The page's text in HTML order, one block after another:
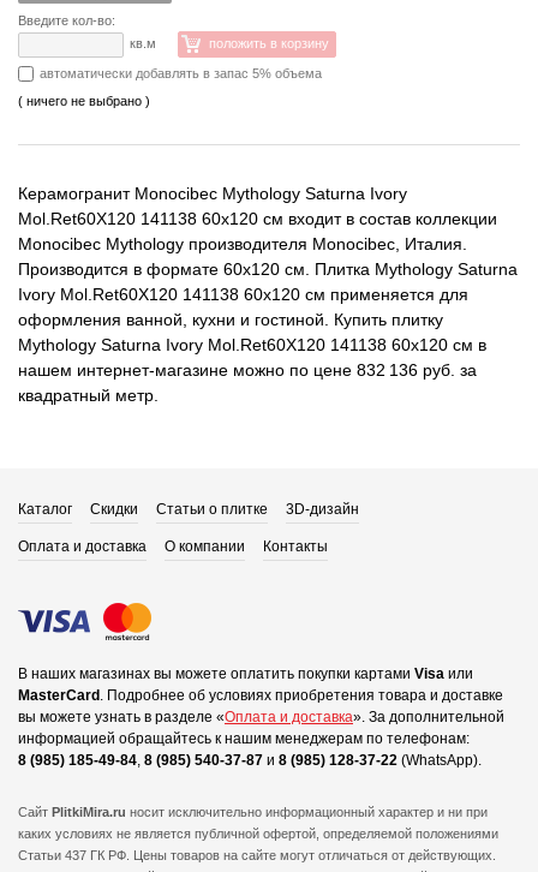
Введите кол-во:
кв.м
положить в корзину
автоматически добавлять в запас 5% объема
( ничего не выбрано )
Керамогранит Monocibec Mythology Saturna Ivory
Mol.Ret60X120 141138 60x120 см входит в состав коллекции
Monocibec Mythology производителя Monocibec, Италия.
Производится в формате 60x120 см. Плитка Mythology Saturna
Ivory Mol.Ret60X120 141138 60x120 см применяется для
оформления ванной, кухни и гостиной. Купить плитку
Mythology Saturna Ivory Mol.Ret60X120 141138 60x120 см в
нашем интернет-магазине можно по цене 832 136 руб. за
квадратный метр.
Каталог Скидки Статьи о плитке 3D-дизайн
Оплата и доставка О компании Контакты
В наших магазинах вы можете оплатить покупки картами Visa или
MasterCard . Подробнее об условиях приобретения товара и доставке
вы можете узнать в разделе «Оплата и доставка». За дополнительной
информацией обращайтесь к нашим менеджерам по телефонам:
8 (985) 185-49-84, 8 (985) 540-37-87 и 8 (985) 128-37-22 (WhatsApp).
Сайт PlitkiMira.ru носит исключительно информационный характер и ни при
каких условиях не является публичной офертой, определяемой положениями
Статьи 437 ГК РФ. Цены товаров на сайте могут отличаться от действующих.